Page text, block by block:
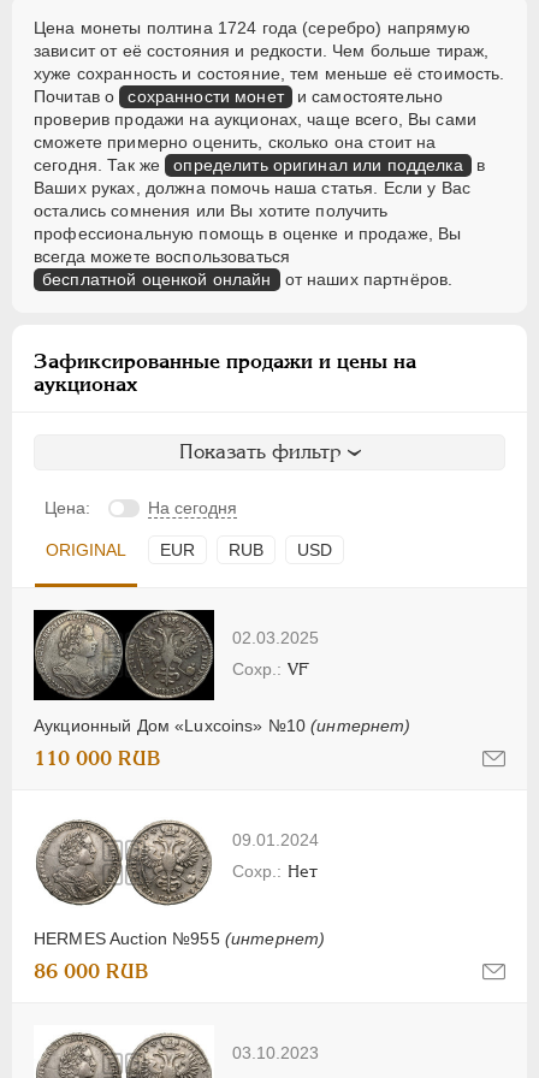
Цена монеты полтина 1724 года (серебро) напрямую
зависит от её состояния и редкости. Чем больше тираж,
хуже сохранность и состояние, тем меньше её стоимость.
Почитав о сохранности монет и самостоятельно
проверив продажи на аукционах, чаще всего, Вы сами
сможете примерно оценить, сколько она стоит на
сегодня. Так же определить оригинал или подделка в
Ваших руках, должна помочь наша статья. Если у Вас
остались сомнения или Вы хотите получить
профессиональную помощь в оценке и продаже, Вы
всегда можете воспользоваться
бесплатной оценкой онлайн от наших партнёров.
Зафиксированные продажи и цены на
аукционах
Показать фильтр
Цена: На сегодня
ORIGINAL EUR RUB USD
02.03.2025
Аукционный Дом «Luxcoins» №10(интернет)
VF
110 000 RUB
09.01.2024
HERMES Auction №955 (интернет)
Нет
86 000 RUB
03.10.2023